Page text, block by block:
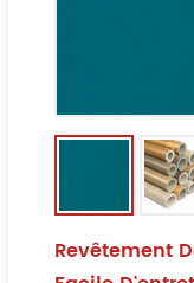
Revêtement